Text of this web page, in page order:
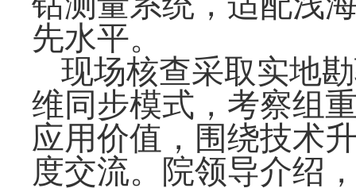
先水平。
现场核查采取实地
维同步模式， 考察组
应用价值，围绕技术
度交流。院领导介绍